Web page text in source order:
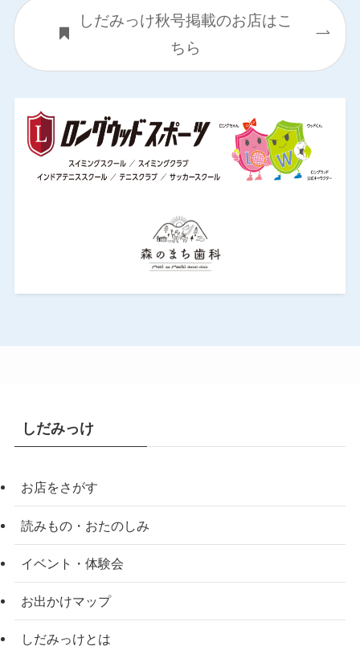
しだみっけ秋号掲載のお店はこ
ちら
しだみっけ
お店をさがす
読みもの・おたのしみ
イベント・体験会
お出かけマップ
しだみっけとは